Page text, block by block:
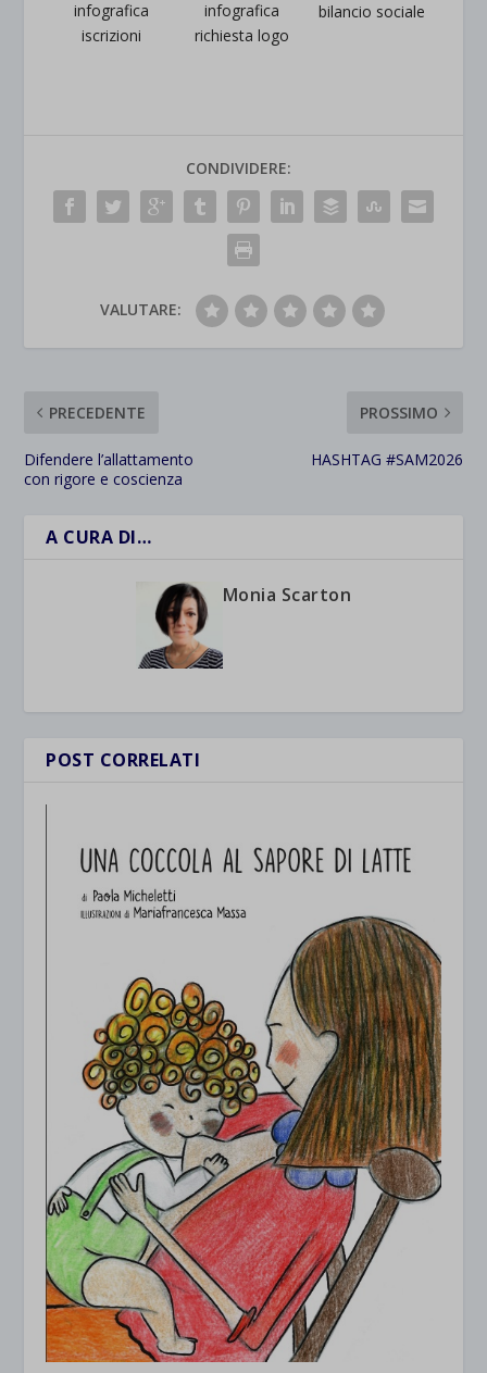
infografica
iscrizioni
infografica
richiesta logo
bilancio sociale
CONDIVIDERE:
VALUTARE:
PRECEDENTE
Difendere l’allattamento
con rigore e coscienza
PROSSIMO
HASHTAG #SAM2026
A CURA DI…
Monia Scarton
POST CORRELATI